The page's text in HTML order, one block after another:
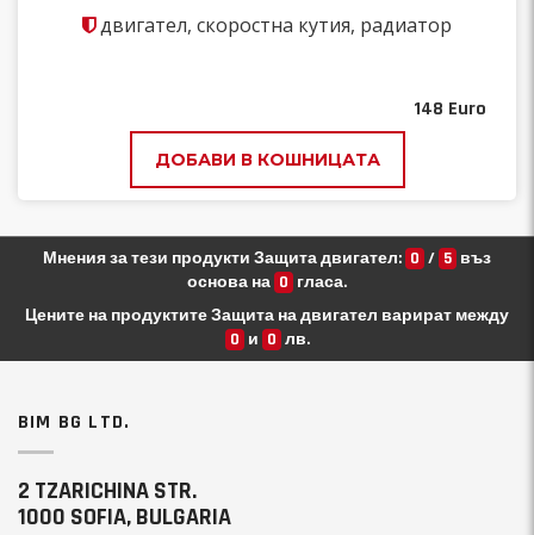
двигател, скоростна кутия, радиатор
148 Euro
ДОБАВИ В КОШНИЦАТА
Мнения за тези продукти Защита двигател: 0 / 5 въз
основа на 0 гласа.
Цените на продуктите Защита на двигател варират между
0 и 0 лв.
BIM BG LTD.
2 TZARICHINA STR.
1000 SOFIA, BULGARIA